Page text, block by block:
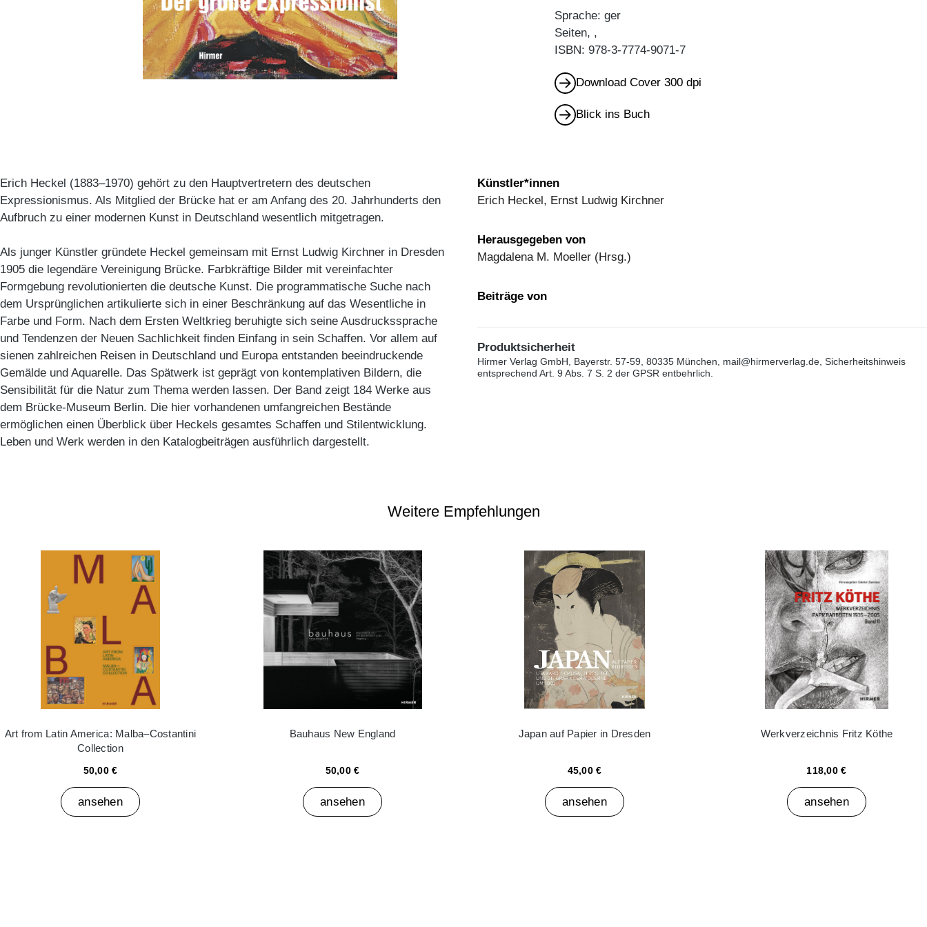
Sprache: ger
Seiten, ,
ISBN: 978-3-7774-9071-7
Download Cover 300 dpi
Blick ins Buch
Erich Heckel (1883–1970) gehört zu den Hauptvertretern des deutschen
Expressionismus. Als Mitglied der Brücke hat er am Anfang des 20. Jahrhunderts den
Aufbruch zu einer modernen Kunst in Deutschland wesentlich mitgetragen.
Als junger Künstler gründete Heckel gemeinsam mit Ernst Ludwig Kirchner in Dresden
1905 die legendäre Vereinigung Brücke. Farbkräftige Bilder mit vereinfachter
Formgebung revolutionierten die deutsche Kunst. Die programmatische Suche nach
dem Ursprünglichen artikulierte sich in einer Beschränkung auf das Wesentliche in
Farbe und Form. Nach dem Ersten Weltkrieg beruhigte sich seine Ausdruckssprache
und Tendenzen der Neuen Sachlichkeit finden Einfang in sein Schaffen. Vor allem auf
sienen zahlreichen Reisen in Deutschland und Europa entstanden beeindruckende
Gemälde und Aquarelle. Das Spätwerk ist geprägt von kontemplativen Bildern, die
Sensibilität für die Natur zum Thema werden lassen. Der Band zeigt 184 Werke aus
dem Brücke-Museum Berlin. Die hier vorhandenen umfangreichen Bestände
ermöglichen einen Überblick über Heckels gesamtes Schaffen und Stilentwicklung.
Leben und Werk werden in den Katalogbeiträgen ausführlich dargestellt.
Künstler*innen
Erich Heckel, Ernst Ludwig Kirchner
Herausgegeben von
Magdalena M. Moeller (Hrsg.)
Beiträge von
Produktsicherheit
Hirmer Verlag GmbH, Bayerstr. 57-59, 80335 München, mail@hirmerverlag.de, Sicherheitshinweis
entsprechend Art. 9 Abs. 7 S. 2 der GPSR entbehrlich.
Weitere Empfehlungen
Art from Latin America: Malba–Costantini
Collection
50,00 €
ansehen
Bauhaus New England
50,00 €
ansehen
Japan auf Papier in Dresden
45,00 €
ansehen
Werkverzeichnis Fritz Köthe
118,00 €
ansehen